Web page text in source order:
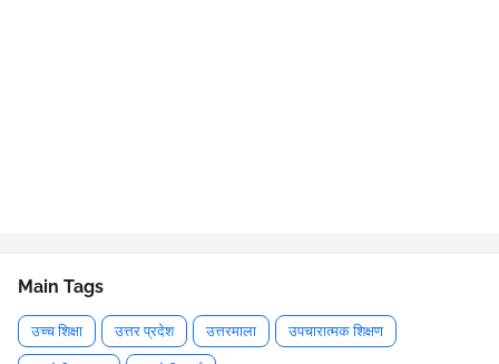
Main Tags
उच्च शिक्षा उत्तर प्रदेश उत्तरमाला उपचारात्मक शिक्षण